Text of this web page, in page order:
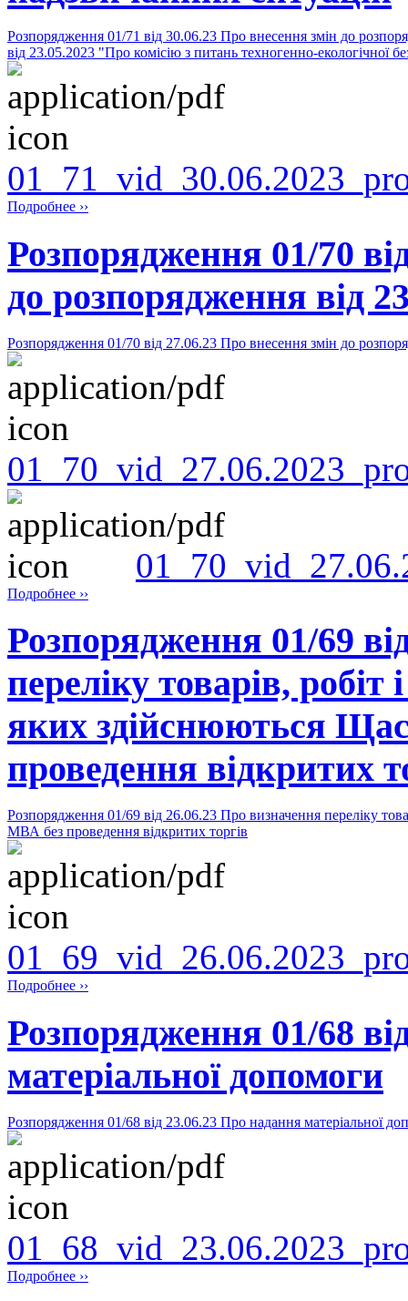
Розпорядження 01/71 від 30.06.23 Про внесення змін до
від 23.05.2023 "Про комісію з питань техногенно-екологічної
Подробнее ››
Розпорядження 01/70
до розпорядження від
Розпорядження 01/70 від 27.06.23 Про внесення змін до
Подробнее ››
Розпорядження 01/69
переліку товарів, робіт
яких здійснюються
проведення відкритих
Розпорядження 01/69 від 26.06.23 Про визначення переліку
МВА без проведення відкритих торгів
Подробнее ››
Розпорядження 01/68
матеріальної допомоги
Розпорядження 01/68 від 23.06.23 Про надання матеріальної
Подробнее ››